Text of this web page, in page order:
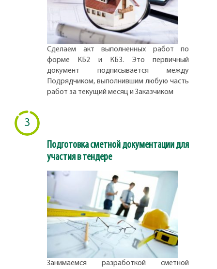
Сделаем акт выполненных работ по
форме КБ2 и КБ3. Это первичный
документ подписывается между
Подрядчиком, выполнившим любую часть
работ за текущий месяц и Заказчиком
3
Подготовка сметной документации для
участия в тендере
Занимаемся разработкой сметной